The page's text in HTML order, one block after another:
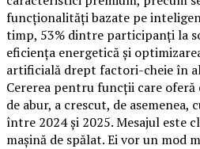
funcționalități bazate pe
timp, 53% dintre participanți la
eficiența energetică și
artificială drept factori-cheie în
Cererea pentru funcții care
de abur, a crescut, de asemenea,
între 2024 și 2025. Mesajul este
mașină de spălat. Ei vor un mod